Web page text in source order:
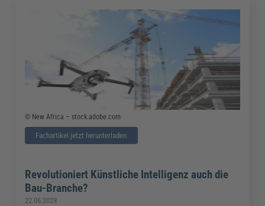
© New Africa – stock.adobe.com
Fachartikel jetzt herunterladen
Revolutioniert Künstliche Intelligenz auch die
Bau-Branche?
22.06.2023